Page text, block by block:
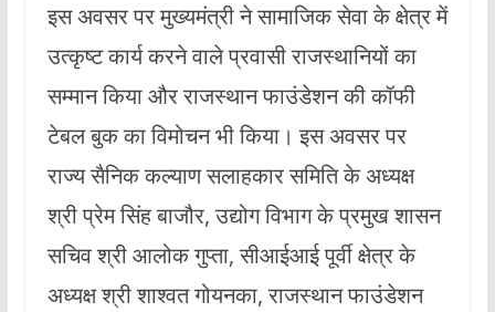
इस अवसर पर मुख्यमंत्री ने सामाजिक सेवा के क्षेत्र में
उत्कृष्ट कार्य करने वाले प्रवासी राजस्थानियों का
सम्मान किया और राजस्थान फाउंडेशन की कॉफी
टेबल बुक का विमोचन भी किया। इस अवसर पर
राज्य सैनिक कल्याण सलाहकार समिति के अध्यक्ष
श्री प्रेम सिंह बाजौर, उद्योग विभाग के प्रमुख शासन
सचिव श्री आलोक गुप्ता, सीआईआई पूर्वी क्षेत्र के
अध्यक्ष श्री शाश्वत गोयनका, राजस्थान फाउंडेशन